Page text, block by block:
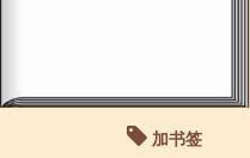
加书签